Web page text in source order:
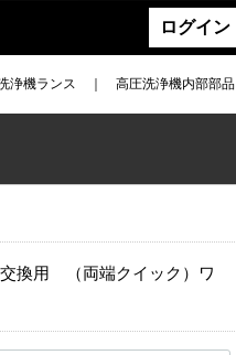
ログイン
浄機ランス 高圧洗浄機内部部品
換用 （両端クイック）ワ